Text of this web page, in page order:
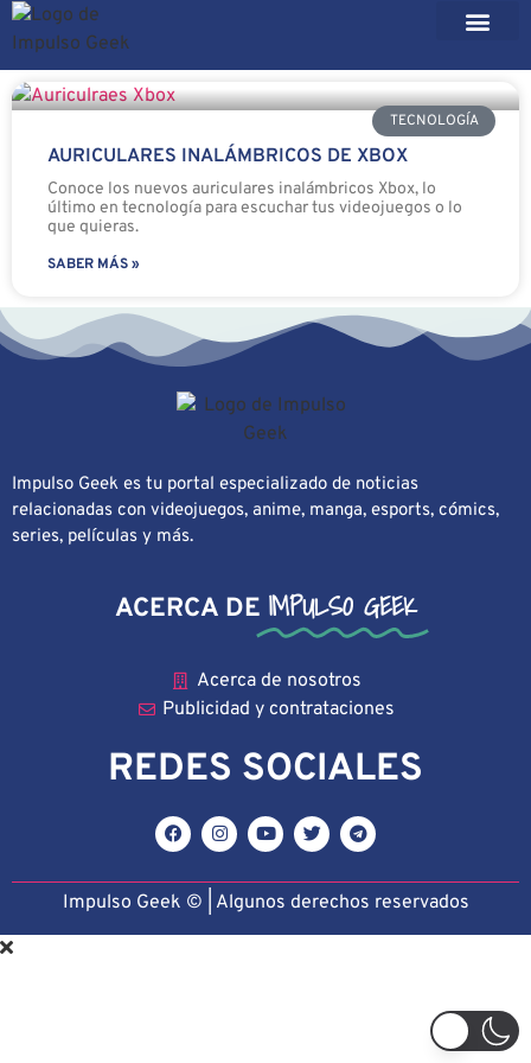
TECNOLOGÍA
AURICULARES INALÁMBRICOS DE XBOX
Conoce los nuevos auriculares inalámbricos Xbox, lo
último en tecnología para escuchar tus videojuegos o lo
que quieras.
SABER MÁS »
Impulso Geek es tu portal especializado de noticias
relacionadas con videojuegos, anime, manga, esports, cómics,
series, películas y más.
ACERCA DE IMPULSO GEEK
Acerca de nosotros
Publicidad y contrataciones
REDES SOCIALES
Impulso Geek © | Algunos derechos reservados